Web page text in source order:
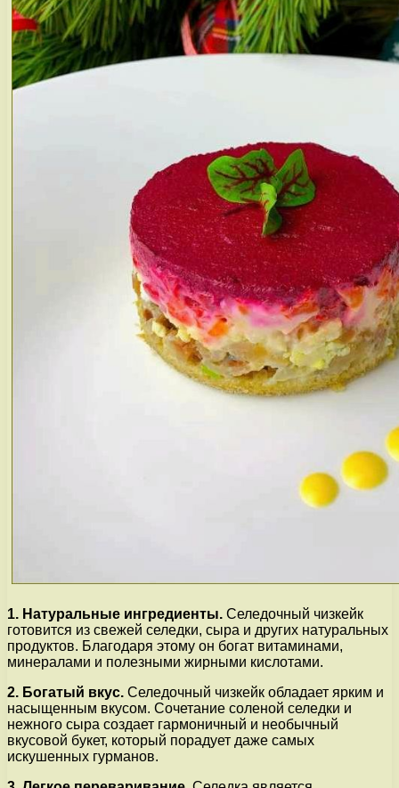
1. Натуральные ингредиенты. Селедочный чизкейк
готовится из свежей селедки, сыра и других натуральных
продуктов. Благодаря этому он богат витаминами,
минералами и полезными жирными кислотами.
2. Богатый вкус. Селедочный чизкейк обладает ярким и
насыщенным вкусом. Сочетание соленой селедки и
нежного сыра создает гармоничный и необычный
вкусовой букет, который порадует даже самых
искушенных гурманов.